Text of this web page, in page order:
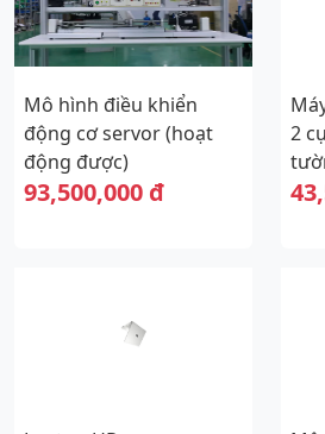
Mô hình điều khiển
động cơ servor (hoạt
động được)
93,500,000 đ
2